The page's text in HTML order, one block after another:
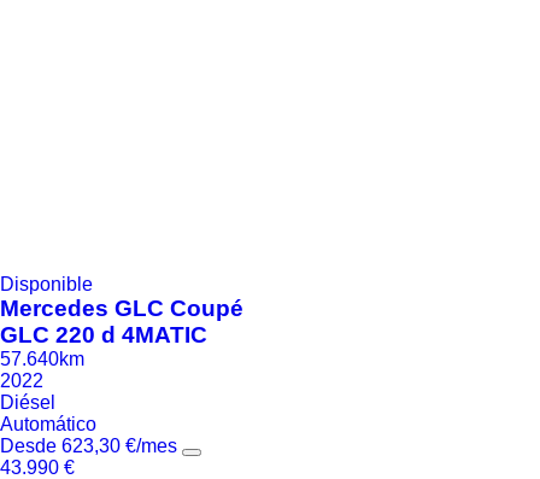
Disponible
Mercedes GLC Coupé
GLC 220 d 4MATIC
57.640km
2022
Diésel
Automático
Desde 623,30 €/mes
43.990 €